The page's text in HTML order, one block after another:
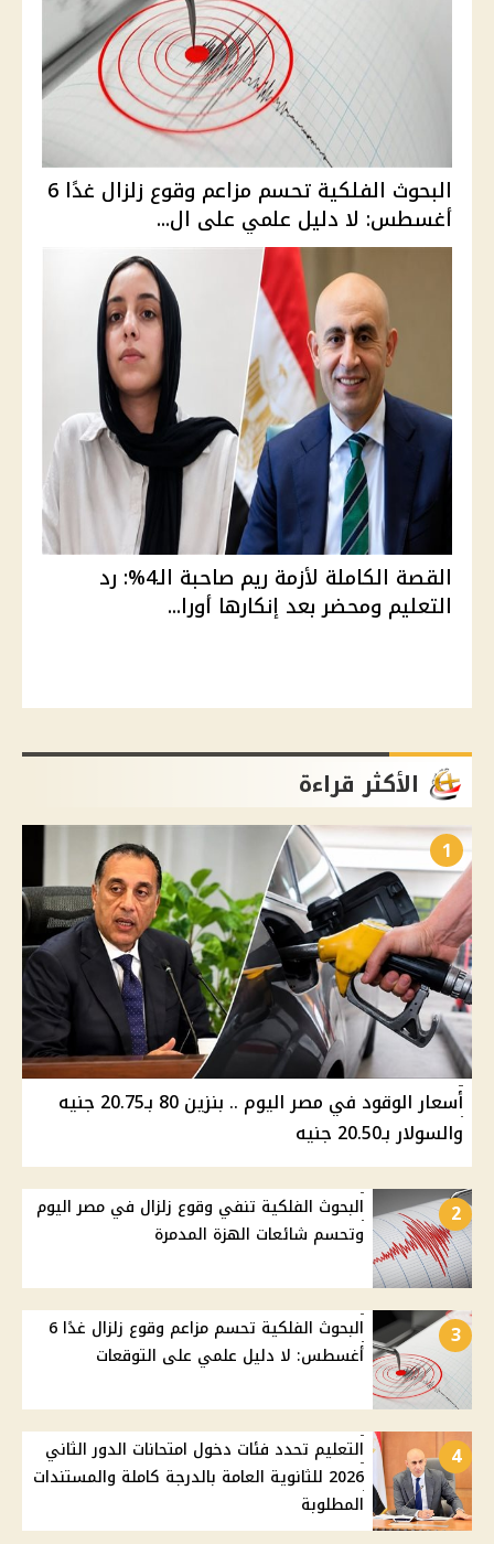
البحوث الفلكية تحسم مزاعم وقوع زلزال غدًا 6
أغسطس: لا دليل علمي على ال...
القصة الكاملة لأزمة ريم صاحبة الـ4%: رد
التعليم ومحضر بعد إنكارها أورا...
الأكثر قراءة
1
أسعار الوقود في مصر اليوم .. بنزين 80 بـ20.75 جنيه
والسولار بـ20.50 جنيه
2
البحوث الفلكية تنفي وقوع زلزال في مصر اليوم
وتحسم شائعات الهزة المدمرة
3
البحوث الفلكية تحسم مزاعم وقوع زلزال غدًا 6
أغسطس: لا دليل علمي على التوقعات
4
التعليم تحدد فئات دخول امتحانات الدور الثاني
2026 للثانوية العامة بالدرجة كاملة والمستندات
المطلوبة